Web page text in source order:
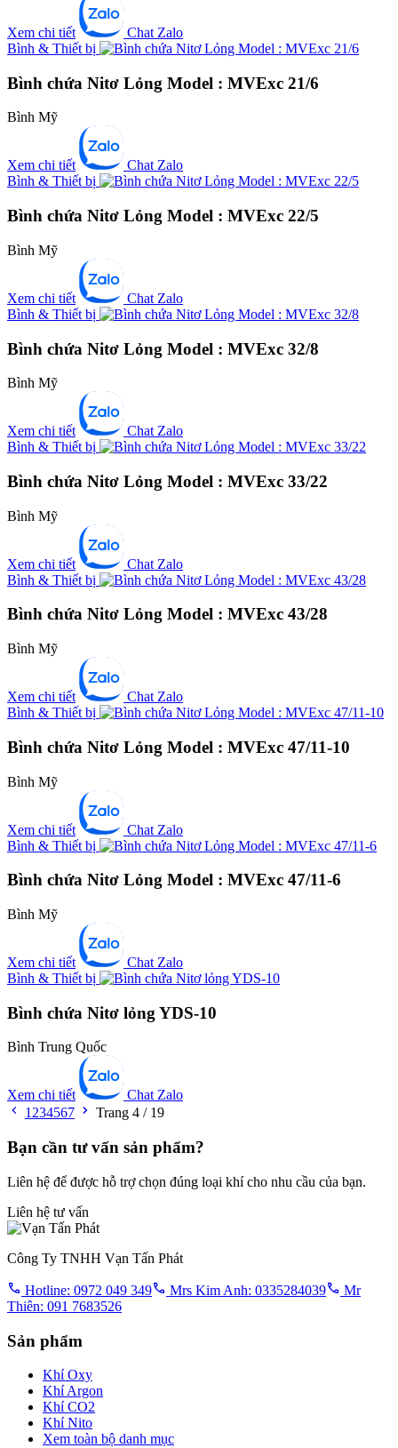
Xem chi tiết
Chat Zalo
Bình & Thiết bị
Bình chứa Nitơ Lỏng Model : MVExc 21/6
Bình Mỹ
Xem chi tiết
Chat Zalo
Bình & Thiết bị
Bình chứa Nitơ Lỏng Model : MVExc 22/5
Bình Mỹ
Xem chi tiết
Chat Zalo
Bình & Thiết bị
Bình chứa Nitơ Lỏng Model : MVExc 32/8
Bình Mỹ
Xem chi tiết
Chat Zalo
Bình & Thiết bị
Bình chứa Nitơ Lỏng Model : MVExc 33/22
Bình Mỹ
Xem chi tiết
Chat Zalo
Bình & Thiết bị
Bình chứa Nitơ Lỏng Model : MVExc 43/28
Bình Mỹ
Xem chi tiết
Chat Zalo
Bình & Thiết bị
Bình chứa Nitơ Lỏng Model : MVExc 47/11-10
Bình Mỹ
Xem chi tiết
Chat Zalo
Bình & Thiết bị
Bình chứa Nitơ Lỏng Model : MVExc 47/11-6
Bình Mỹ
Xem chi tiết
Chat Zalo
Bình & Thiết bị
Bình chứa Nitơ lỏng YDS-10
Bình Trung Quốc
Xem chi tiết
Chat Zalo
1234567 Trang 4 / 19
Bạn cần tư vấn sản phẩm?
Liên hệ để được hỗ trợ chọn đúng loại khí cho nhu cầu của bạn.
Liên hệ tư vấn
Công Ty TNHH Vạn Tấn Phát
Hotline: 0972 049 349 Mrs Kim Anh: 0335284039
Mr
Thiên: 091 7683526
Sản phẩm
Khí Oxy
Khí Argon
Khí CO2
Khí Nito
Xem toàn bộ danh mục